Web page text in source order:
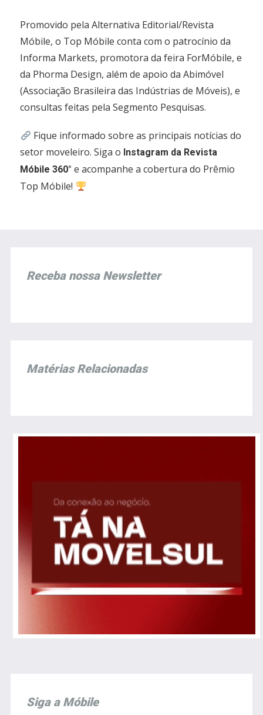
Promovido pela Alternativa Editorial/Revista
Móbile, o Top Móbile conta com o patrocínio da
Informa Markets, promotora da feira ForMóbile, e
da Phorma Design, além de apoio da Abimóvel
(Associação Brasileira das Indústrias de Móveis), e
consultas feitas pela Segmento Pesquisas.
Fique informado sobre as principais notícias do
setor moveleiro. Siga o Instagram da Revista
Móbile 360° e acompanhe a cobertura do Prêmio
Top Móbile!
Receba nossa Newsletter
Matérias Relacionadas
Siga a Móbile